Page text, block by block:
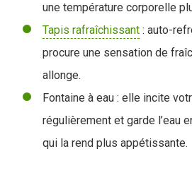
une température corporelle
Tapis rafraîchissant : auto-
procure une sensation de
allonge.
Fontaine à eau : elle incite
régulièrement et garde l’eau
qui la rend plus appétissante.